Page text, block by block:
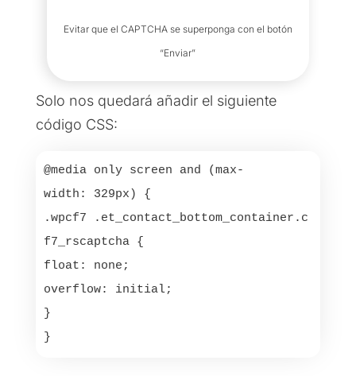
Evitar que el CAPTCHA se superponga con el botón
“Enviar”
Solo nos quedará añadir el siguiente
código CSS:
@media only screen and (max-
width: 329px) {
.wpcf7 .et_contact_bottom_container.c
f7_rscaptcha {
float: none;
overflow: initial;
}
}